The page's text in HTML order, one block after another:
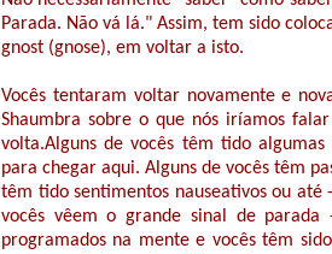
Parada. Não vá lá." Assim, tem sido
gnost (gnose), em voltar a isto.
Vocês tentaram voltar novamente e
Shaumbra sobre o que nós iríamos
volta.Alguns de vocês têm tido
para chegar aqui. Alguns de vocês têm
têm tido sentimentos nauseativos ou
vocês vêem o grande sinal de parada
programados na mente e vocês têm